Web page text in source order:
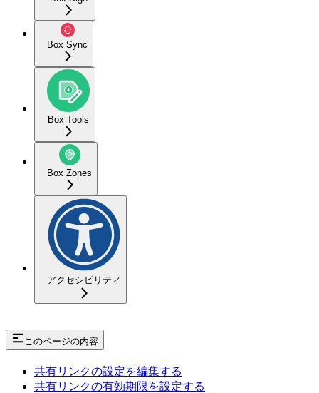
Box Sync
Box Tools
Box Zones
アクセシビリティ
このページの内容
共有リンクの設定を編集する
共有リンクの有効期限を設定する